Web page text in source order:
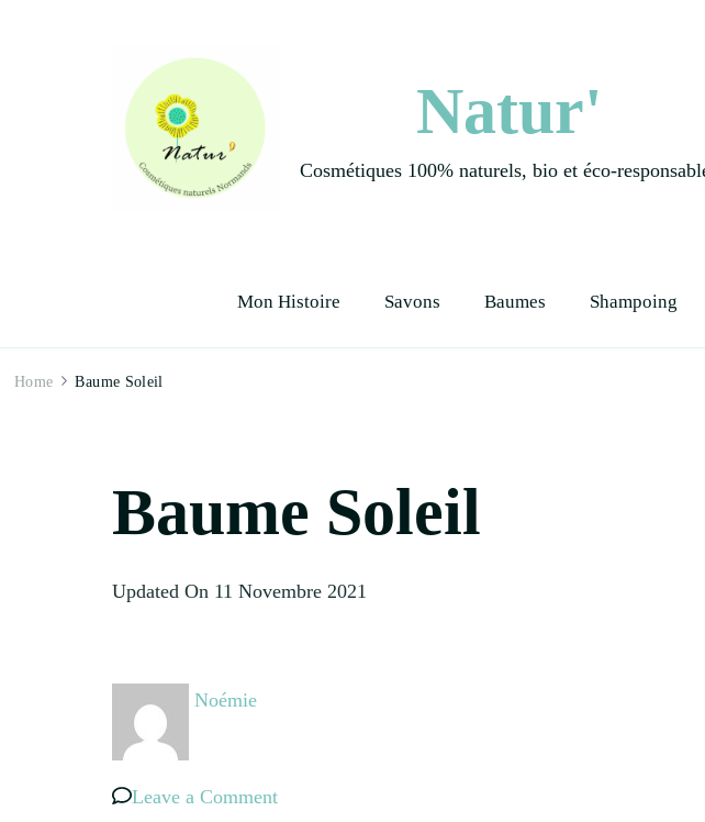
Natur'
Cosmétiques 100% naturels, bio et éco-
Mon Histoire Savons Baumes Shampoing
Home Baume Soleil
Baume Soleil
Updated On 11 Novembre 2021
Noémie
Leave a Commenton